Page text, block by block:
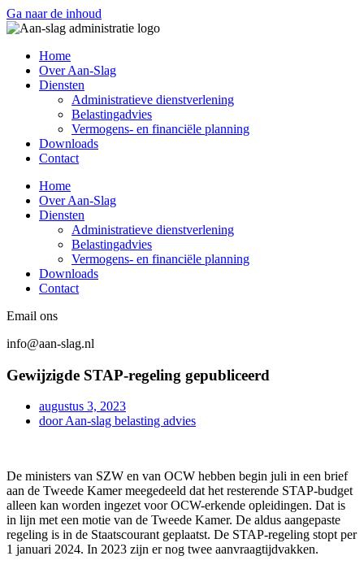
Ga naar de inhoud
Home
Over Aan-Slag
Diensten
Administratieve dienstverlening
Belastingadvies
Vermogens- en financiële planning
Downloads
Contact
Home
Over Aan-Slag
Diensten
Administratieve dienstverlening
Belastingadvies
Vermogens- en financiële planning
Downloads
Contact
Email ons
info@aan-slag.nl
Gewijzigde STAP-regeling gepubliceerd
augustus 3, 2023
doorAan-slag belasting advies
De ministers van SZW en van OCW hebben begin juli in een brief
aan de Tweede Kamer meegedeeld dat het resterende STAP-budget
alleen kan worden ingezet voor OCW-erkende opleidingen. Dat is
in lijn met een motie van de Tweede Kamer. De aldus aangepaste
regeling is in de Staatscourant geplaatst. De STAP-regeling stopt per
1 januari 2024. In 2023 zijn er nog twee aanvraagtijdvakken.